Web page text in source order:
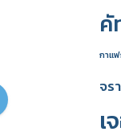
คั
กาแ
จร
เ